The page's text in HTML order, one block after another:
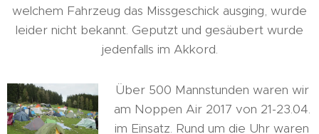
welchem Fahrzeug das Missgeschick ausging, wurde
leider nicht bekannt. Geputzt und gesäubert wurde
jedenfalls im Akkord.
Über 500 Mannstunden waren wir
am Noppen Air 2017 von 21-23.04.
im Einsatz. Rund um die Uhr waren